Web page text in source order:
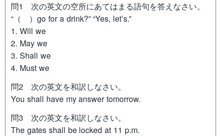
問1 次の英文の空所にあてはまる語句を答えなさい。
“（ ）go for a drink?” “Yes, let’s.”
1. Will we
2. May we
3. Shall we
4. Must we
問2 次の英文を和訳しなさい。
You shall have my answer tomorrow.
問3 次の英文を和訳しなさい。
The gates shall be locked at 11 p.m.